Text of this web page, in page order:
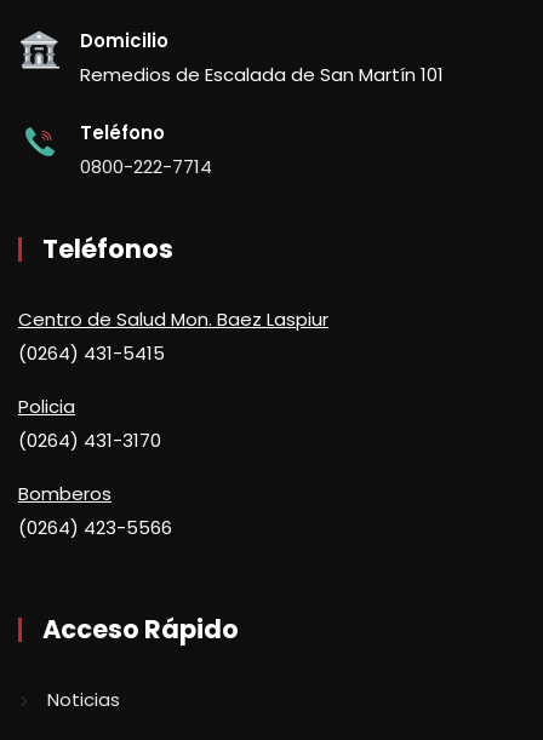
Domicilio
Remedios de Escalada de San Martín 101
Teléfono
0800-222-7714
Teléfonos
Centro de Salud Mon. Baez Laspiur
(0264) 431-5415
Policia
(0264) 431-3170
Bomberos
(0264) 423-5566
Acceso Rápido
Noticias